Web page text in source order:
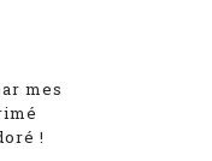
mes
!